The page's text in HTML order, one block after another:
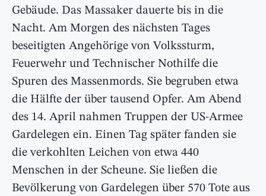
Gebäude. Das Massaker dauerte bis in die
Nacht. Am Morgen des nächsten Tages
beseitigten Angehörige von Volkssturm,
Feuerwehr und Technischer Nothilfe die
Spuren des Massenmords. Sie begruben etwa
die Hälfte der über tausend Opfer. Am Abend
des 14. April nahmen Truppen der US-Armee
Gardelegen ein. Einen Tag später fanden sie
die verkohlten Leichen von etwa 440
Menschen in der Scheune. Sie ließen die
Bevölkerung von Gardelegen über 570 Tote aus